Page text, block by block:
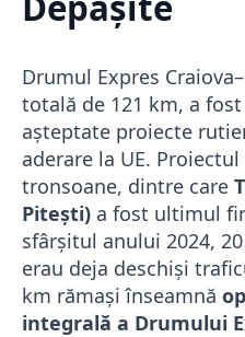
Drumul Expres
totală de 121 km, a
așteptate proiecte
aderare la UE.
tronsoane, dintre care
Pitești) a fost ultimul
sfârșitul anului 2024,
erau deja deschiși
km rămași înseamnă
integrală a Drumului